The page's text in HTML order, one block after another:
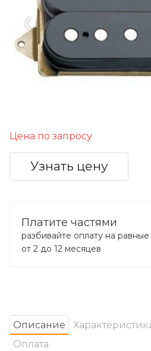
‹
Цена по запросу
Узнать цену
Платите частями
разбивайте оплату на равные
от 2 до 12 месяцев
Oписание
Оплата